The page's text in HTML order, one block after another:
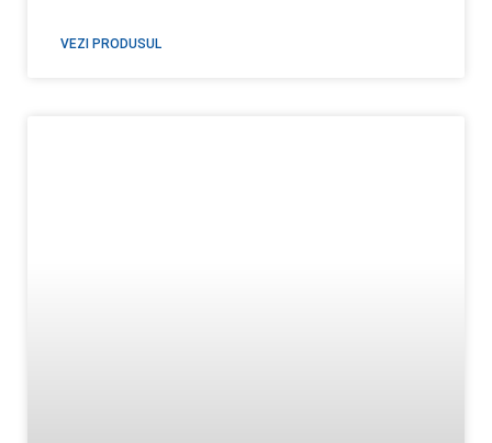
VEZI PRODUSUL